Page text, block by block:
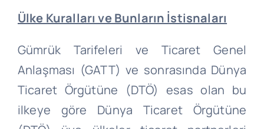
Ülke Kuralları ve Bunların İstisnaları
Gümrük Tarifeleri ve Ticaret Genel
Anlaşması (GATT) ve sonrasında Dünya
Ticaret Örgütüne (DTÖ) esas olan bu
ilkeye göre Dünya Ticaret Örgütüne